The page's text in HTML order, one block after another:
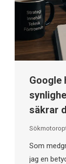
Google
säkrar
Som
jag en